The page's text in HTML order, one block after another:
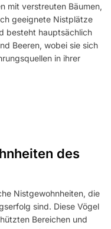
mit verstreuten Bäumen,
geeignete Nistplätze
besteht hauptsächlich
Beeren, wobei sie sich
in ihrer
des
Nistgewohnheiten, die
sind. Diese Vögel
Bereichen und